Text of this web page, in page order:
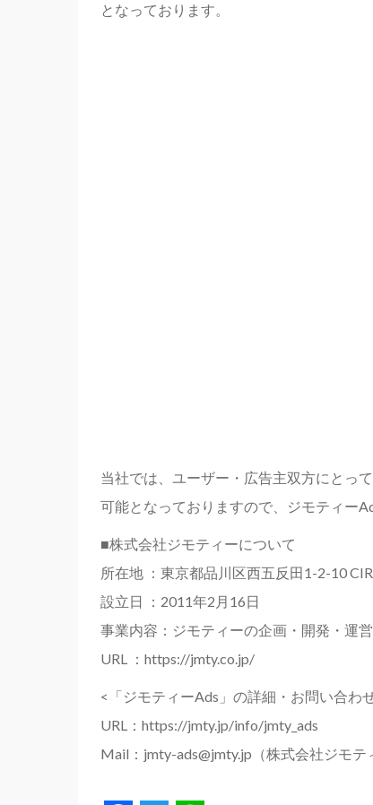
となっております。
当社では、ユーザー・広告主双方にとっ
可能となっておりますので、ジモティー
■株式会社ジモティーについて
所在地 ：東京都品川区西五反田1-2-10
設立日 ：2011年2月16日
事業内容：ジモティーの企画・開発・運営
URL ：https://jmty.co.jp/
<「ジモティーAds」の詳細・お問い合わ
URL：https://jmty.jp/info/jmty_ads
Mail：jmty-ads@jmty.jp（株式会社ジモテ